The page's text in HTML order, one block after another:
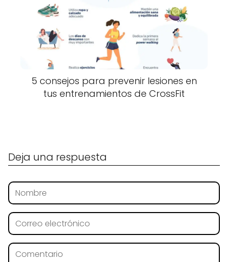
5 consejos para prevenir lesiones en
tus entrenamientos de CrossFit
Deja una respuesta